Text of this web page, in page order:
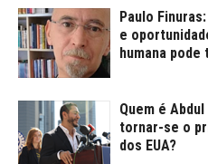
Paulo
e
humana
Quem é
tornar-se o
dos EUA?